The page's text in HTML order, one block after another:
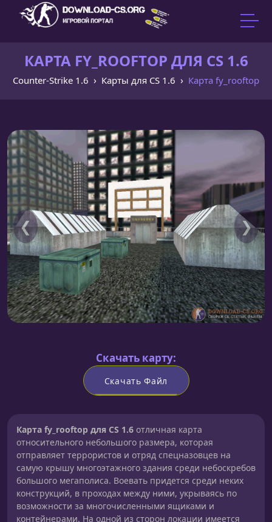
КАРТА FY_ROOFTOP ДЛЯ CS 1.6
Counter-Strike 1.6 Карты для CS 1.6 Карта fy_rooftop
❮ ❯
Скачать карту:
Скачать Файл
Карта fy_rooftop для CS 1.6 отличная карта
относительного небольшого размера, которая
отправляет террористов и отряд спецназовцев на
самую крышу многоэтажного здания среди небоскребов
большого мегаполиса. Воевать придется среди неких
конструкций, в проходах между ними, укрываясь по
возможности за многочисленными ящиками и
контейнерами. На одной из сторон локации имеется